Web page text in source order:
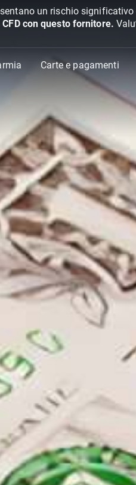
un rischio
con questo fornitore.
Carte e pagamenti